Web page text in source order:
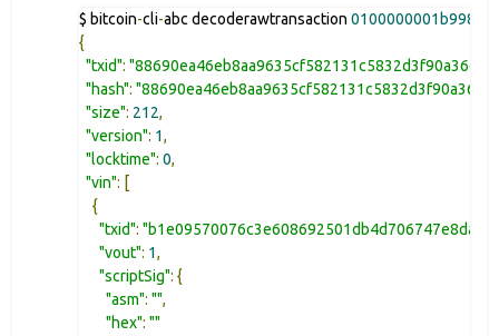
$ bitcoin-cli-abc decoderawtransaction
{
"txid":
"hash":
"size": 212,
"version": 1,
"locktime": 0,
"vin": [
{
"txid":
"vout": 1,
"scriptSig": {
"asm": "",
"hex": ""